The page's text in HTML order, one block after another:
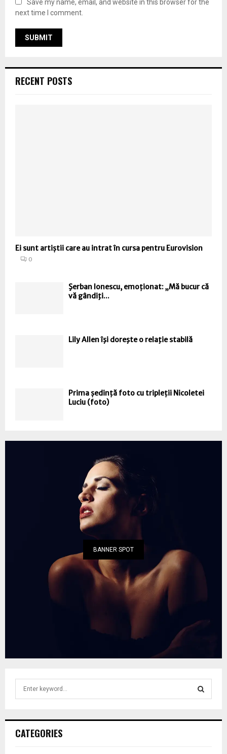
Save my name, email, and website in this browser for the
next time I comment.
RECENT POSTS
Ei sunt artiștii care au intrat în cursa pentru Eurovision
0
Şerban Ionescu, emoționat: „Mă bucur că
vă gândiţi...
Lily Allen îşi doreşte o relaţie stabilă
Prima ședință foto cu tripleții Nicoletei
Luciu (foto)
BANNER SPOT
h
CATEGORIES